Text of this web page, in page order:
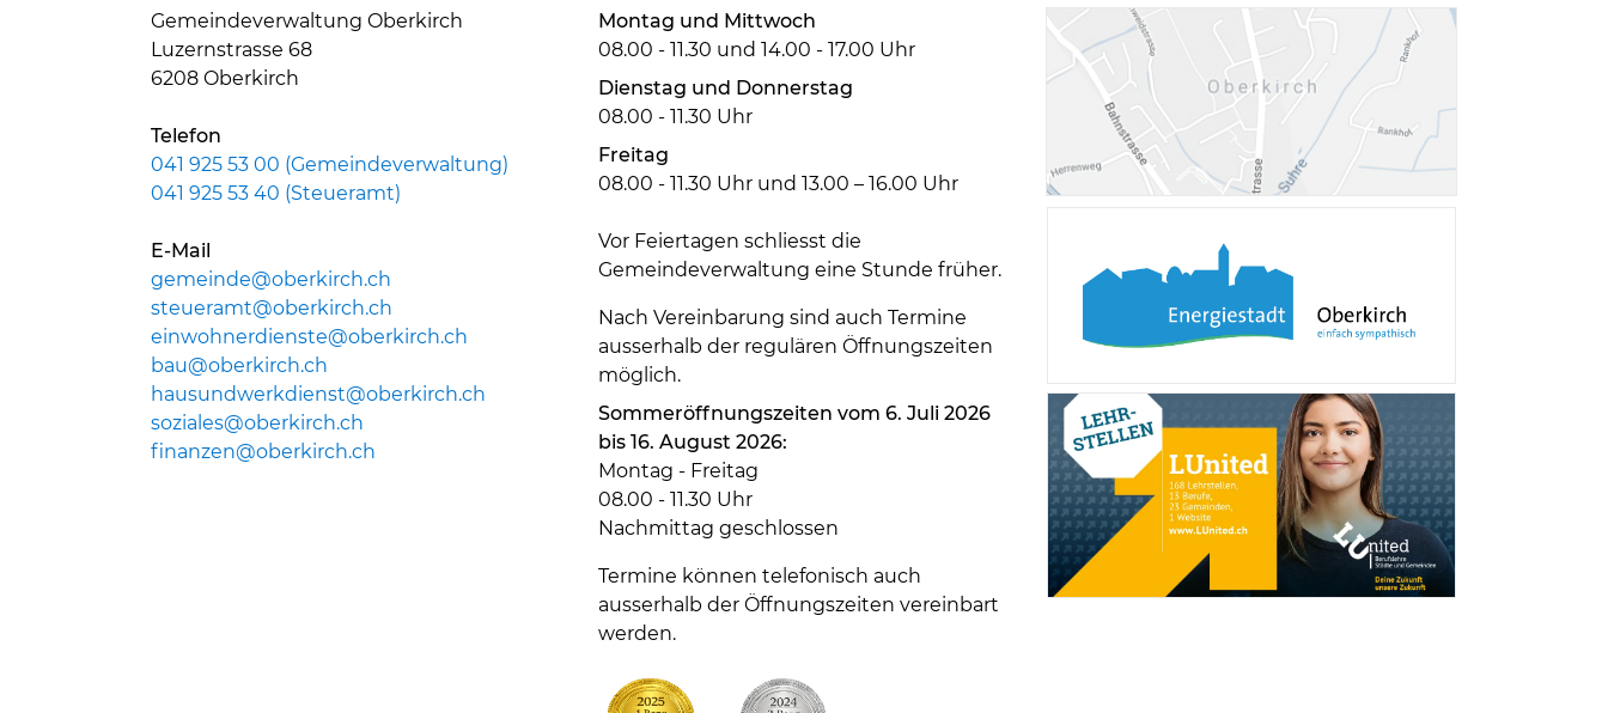
Gemeindeverwaltung Oberkirch
Luzernstrasse 68
6208 Oberkirch
Telefon
041 925 53 00 (Gemeindeverwaltung)
041 925 53 40 (Steueramt)
E-Mail
gemeinde@oberkirch.ch
steueramt@oberkirch.ch
einwohnerdienste@oberkirch.ch
bau@oberkirch.ch
hausundwerkdienst@oberkirch.ch
soziales@oberkirch.ch
finanzen@oberkirch.ch
Montag und Mittwoch
08.00 - 11.30 und 14.00 - 17.00 Uhr
Dienstag und Donnerstag
08.00 - 11.30 Uhr
Freitag
08.00 - 11.30 Uhr und 13.00 – 16.00 Uhr
Vor Feiertagen schliesst die
Gemeindeverwaltung eine Stunde früher.
Nach Vereinbarung sind auch Termine
ausserhalb der regulären Öffnungszeiten
möglich.
Sommeröffnungszeiten vom 6. Juli 2026
bis 16. August 2026:
Montag - Freitag
08.00 - 11.30 Uhr
Nachmittag geschlossen
Termine können telefonisch auch
ausserhalb der Öffnungszeiten vereinbart
werden.
Verschiedene